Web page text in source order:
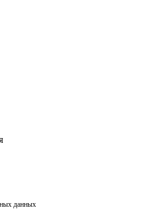
данных